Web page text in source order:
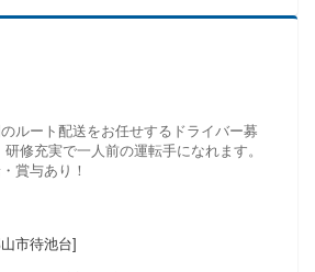
ルート配送をお任せするドライバー募
研修充実で一人前の運転手になれます。
賞与あり！
市待池台]